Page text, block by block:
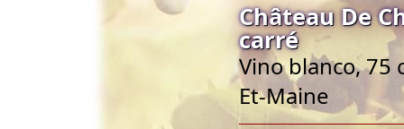
Château De
carré
Vino blanco, 75
Et-Maine